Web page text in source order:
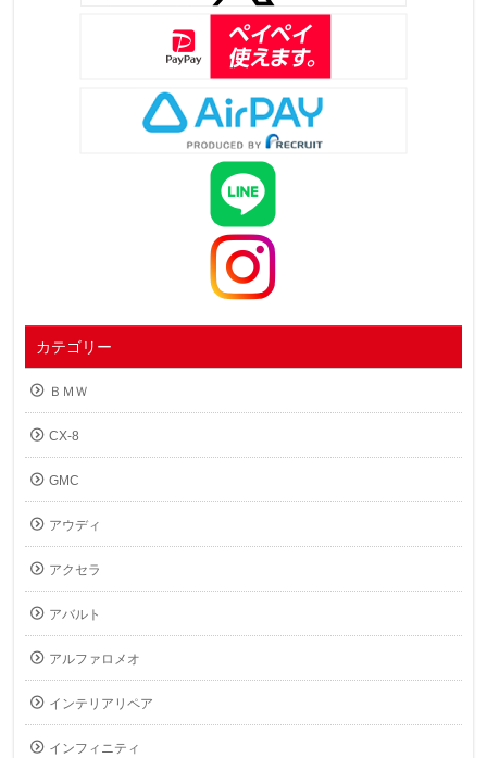
カテゴリー
ＢＭＷ
CX-8
GMC
アウディ
アクセラ
アバルト
アルファロメオ
インテリアリペア
インフィニティ